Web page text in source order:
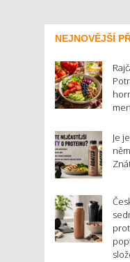
NEJNOVĚJŠÍ
Je